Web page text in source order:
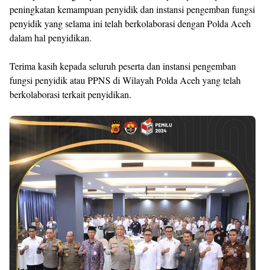
peningkatan kemampuan penyidik dan instansi pengemban fungsi
penyidik yang selama ini telah berkolaborasi dengan Polda Aceh
dalam hal penyidikan.
Terima kasih kepada seluruh peserta dan instansi pengemban
fungsi penyidik atau PPNS di Wilayah Polda Aceh yang telah
berkolaborasi terkait penyidikan.